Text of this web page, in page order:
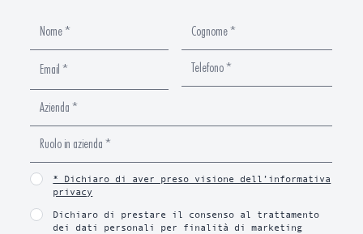
* Dichiaro di aver preso visione dell’informativa
privacy
Dichiaro di prestare il consenso al trattamento
dei dati personali per finalità di marketing